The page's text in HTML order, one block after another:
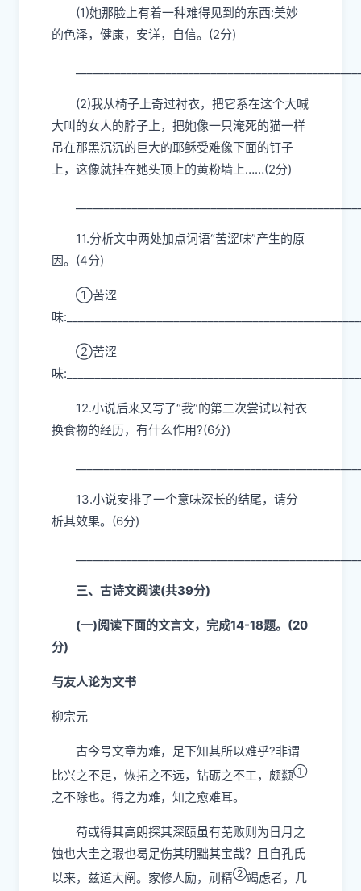
(1)她那脸上有着一种难得见到的东西:美妙
的色泽，健康，安详，自信。(2分)
(2)我从椅子上奇过衬衣，把它系在这个大喊
大叫的女人的脖子上，把她像一只淹死的猫一样
吊在那黑沉沉的巨大的耶稣受难像下面的钉子
上，这像就挂在她头顶上的黄粉墙上……(2分)
11.分析文中两处加点词语“苦涩味”产生的原
因。(4分)
①苦涩
味:
②苦涩
味:
12.小说后来又写了“我”的第二次尝试以衬衣
换食物的经历，有什么作用?(6分)
13.小说安排了一个意味深长的结尾，请分
析其效果。(6分)
三、古诗文阅读(共39分)
(一)阅读下面的文言文，完成14-18题。(20
分)
与友人论为文书
柳宗元
古今号文章为难，足下知其所以难乎?非谓
比兴之不足，恢拓之不远，钻砺之不工，颇颣①
之不除也。得之为难，知之愈难耳。
苟或得其高朗探其深赜虽有芜败则为日月之
蚀也大圭之瑕也曷足伤其明黜其宝哉？ 且自孔氏
以来，兹道大阐。家修人励，刓精②竭虑者，几